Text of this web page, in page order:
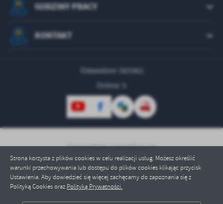
Strona korzysta z plików cookies w celu realizacji usług. Możesz określić
warunki przechowywania lub dostępu do plików cookies klikając przycisk
Ustawienia. Aby dowiedzieć się więcej zachęcamy do zapoznania się z
Polityką Cookies oraz Polityką Prywatności.
GODZINY PRACY
KONTAKT
Odwiedzin: 563362
Online: 5
Copyright by swierklany.pl
Powered by2ClickPortal® - Portale nowej generacji